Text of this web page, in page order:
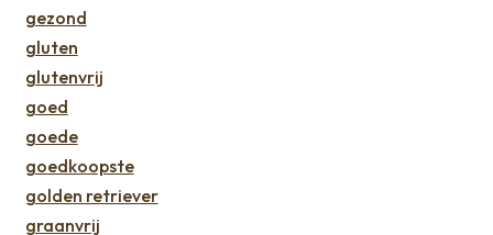
gezond
gluten
glutenvrij
goed
goede
goedkoopste
golden retriever
graanvrij